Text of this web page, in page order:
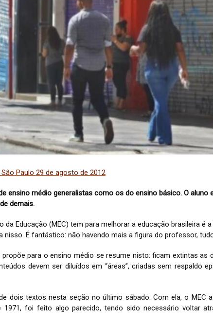
Paulo 29 de agosto de 2012
ensino médio generalistas como os do ensino básico. O
demais.
da Educação (MEC) tem para melhorar a educação brasileira é
nisso. É fantástico: não havendo mais a figura do professor,
para o ensino médio se resume nisto: ficam extintas as
devem ser diluídos em “áreas”, criadas sem respaldo
dois textos nesta seção no último sábado. Com ela, o MEC
1971, foi feito algo parecido, tendo sido necessário voltar